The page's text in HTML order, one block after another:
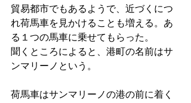
貿易都市でもあるようで、近づくにつ
れ荷馬車を見かけることも増える。あ
る１つの馬車に乗せてもらった。
聞くところによると、港町の名前はサ
ンマリーノという。
荷馬車はサンマリーノの港の前に着く